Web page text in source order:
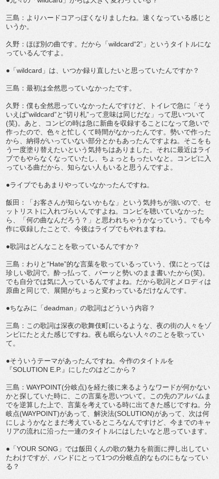
三島：よりハードコアっぽくなりましたね。速くなっている感じと
いうか。
久野：ほぼ別の曲です。だから「wildcard“2”」というタイトルにな
っているんですよ。
●「wildcard」は、いつか録り直したいと思っていたんですか？
三島：最初は全然思っていなかったです。
久野：僕も全然思っていなかったんですけど、トイレで急に「そう
いえば“wildcard”と“切り札”って意味は同じだな」って思いついて
(笑)。あと、コンピの時は急に新曲を収録することになって急いで
作ったので、色々と忙しくて時間がなかったんです。勢いで作った
から、納得がいっていない部分とかもあったんですよね。そこをも
う一度塗り替えたいという気持ちはありました。それに最近はライ
ブでもやらなくなっていたし、ちょっともったいなと。コンピに入
っている曲だから、知らない人もいると思うんですよ。
●ライブでもあまりやっていなかったんですね。
飯田：「お客さんが知らないかもな」という気持ちが強いので、セ
ットリストに入れづらいんですよね。コンピを聴いていなかった
ら、「何の曲なんだろう？」と思われちゃうかなっていう。でも今
作に収録したことで、今後はライブでもやれますね。
●歌詞はどんなことを歌っているんですか？
三島：わりと“Hate”的な言葉を歌っているっていう、僕にとっては
珍しい歌詞で。酔っ払って、バーッと勢いのまま書いたから(笑)。
でも自分では気に入っているんですよね。だから歌詞とメロディは
原曲と同じで、展開がちょっと変わっているだけなんです。
●ちなみに「deadman」の歌詞はどういう内容？
三島：この歌詞は深夜の歌舞伎町にいるような、夜の街の人々をゾ
ンビにたとえた感じですね。夜も眠らない人々のことを歌ってい
て。
●そういうテーマがあったんですね。今作のタイトルを
『SOLUTION E.P.』にしたのはどこから？
三島：WAYPOINT(分岐点)を経た後に来るようなワードが何かない
かと探していた時に、この言葉を思いついて。この先のアルバムま
でを逆算した上で、言葉を考えている時に出てきた感じですね。分
岐点(WAYPOINT)があって、解決法(SOLUTION)があって、次は何
にしようかなとまだ考えているところなんですけど、今までのキャ
リアの流れに沿った一連のタイトルにはしたいなと思っています。
●「YOUR SONG」では飯田くんの歌の魅力を前面に押し出してい
たわけですが、バンドにとって1つの分岐点的なものにもなってい
る？